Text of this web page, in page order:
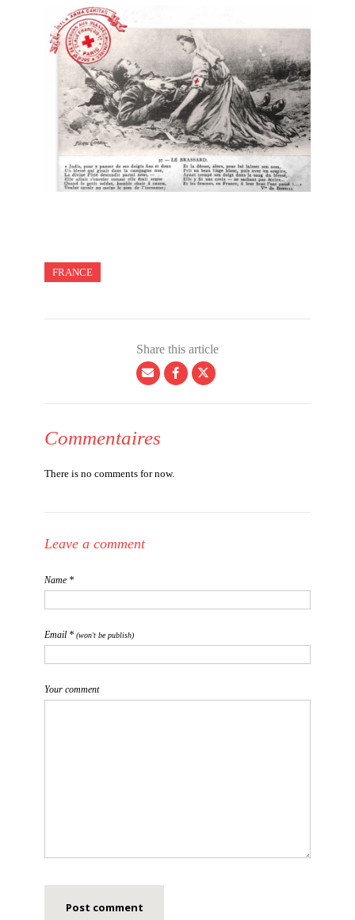
FRANCE
Share this article
Commentaires
There is no comments for now.
Leave a comment
Name *
Email * (won't be publish)
Your comment